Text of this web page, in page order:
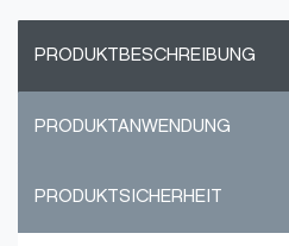
PRODUKTBESCHREIBUNG
PRODUKTANWENDUNG
PRODUKTSICHERHEIT